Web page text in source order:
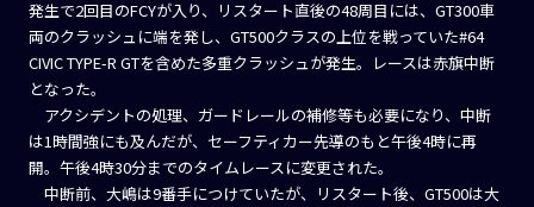
発生で2回目のFCYが入り、リスタート直後の48周目には、GT300車
両のクラッシュに端を発し、GT500クラスの上位を戦っていた#64
CIVIC TYPE-R GTを含めた多重クラッシュが発生。レースは赤旗中断
となった。
アクシデントの処理、ガードレールの補修等も必要になり、中断
は1時間強にも及んだが、セーフティカー先導のもと午後4時に再
開。午後4時30分までのタイムレースに変更された。
中断前、大嶋は9番手につけていたが、リスタート後、GT500は大